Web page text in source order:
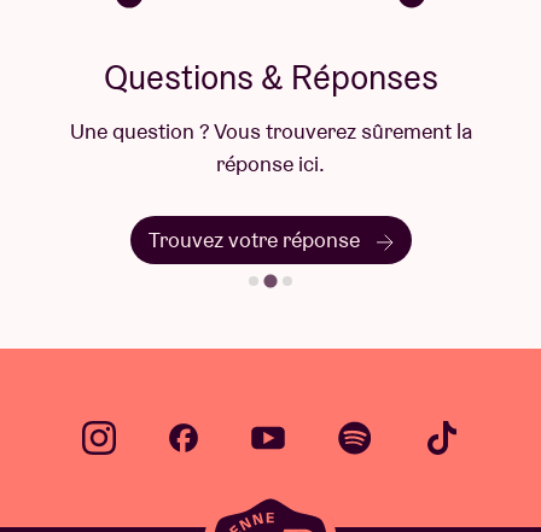
Questions & Réponses
Une question ? Vous trouverez sûrement la
réponse ici.
Trouvez votre réponse